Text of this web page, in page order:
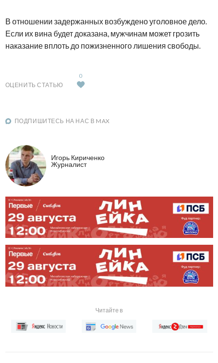
В отношении задержанных возбуждено уголовное дело.
Если их вина будет доказана, мужчинам может грозить
наказание вплоть до пожизненного лишения свободы.
ОЦЕНИТЬ СТАТЬЮ
0
ПОДПИШИТЕСЬ НА НАС В MAX
Игорь Кириченко
Журналист
Читайте в